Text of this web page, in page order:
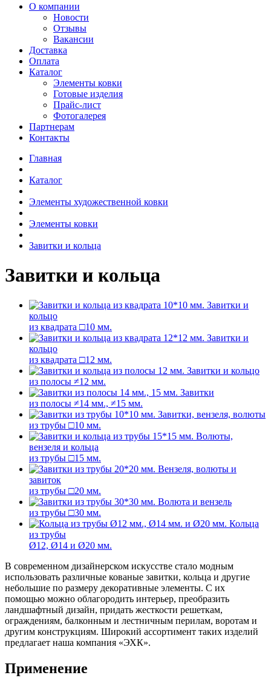
О компании
Новости
Отзывы
Вакансии
Доставка
Оплата
Каталог
Элементы ковки
Готовые изделия
Прайс-лист
Фотогалерея
Партнерам
Контакты
Главная
Каталог
Элементы художественной ковки
Элементы ковки
Завитки и кольца
Завитки и кольца
Завитки и
кольцо
из квадрата □10 мм.
Завитки и
кольцо
из квадрата □12 мм.
Завитки и кольцо
из полосы ≠12 мм.
Завитки
из полосы ≠14 мм., ≠15 мм.
Завитки, вензеля, волюты
из трубы □10 мм.
Волюты,
вензеля и кольца
из трубы □15 мм.
Вензеля, волюты и
завиток
из трубы □20 мм.
Волюта и вензель
из трубы □30 мм.
Кольца
из трубы
Ø12, Ø14 и Ø20 мм.
В современном дизайнерском искусстве стало модным
использовать различные кованые завитки, кольца и другие
небольшие по размеру декоративные элементы. С их
помощью можно облагородить интерьер, преобразить
ландшафтный дизайн, придать жесткости решеткам,
ограждениям, балконным и лестничным перилам, воротам и
другим конструкциям. Широкий ассортимент таких изделий
предлагает наша компания «ЭХК».
Применение